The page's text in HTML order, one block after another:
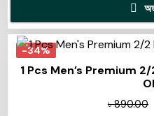
-34%
1 Pcs Men’s Premium
৳890.00